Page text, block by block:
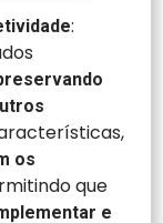
:
os
que
e